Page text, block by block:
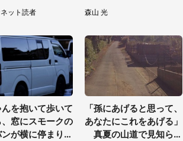
ろから...（福岡
代女性）
ット読者
で「ぬい活宿泊プラン」
開始【8／8～3／31】
森山 光
を抱いて歩いて
窓にスモークの
が横に停まり恐
「孫にあげると思って、
あなたにこれをあげる」
真夏の山道で見知らぬ